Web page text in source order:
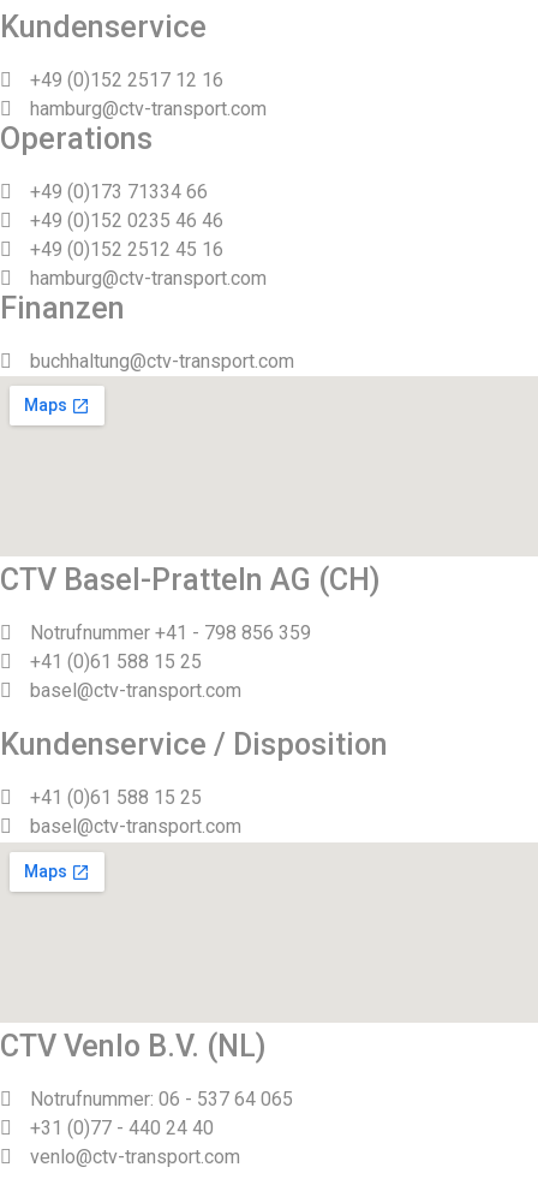
Kundenservice
+49 (0)152 2517 12 16
hamburg@ctv-transport.com
Operations
+49 (0)173 71334 66
+49 (0)152 0235 46 46
+49 (0)152 2512 45 16
hamburg@ctv-transport.com
Finanzen
buchhaltung@ctv-transport.com
CTV Basel-Pratteln AG (CH)
Notrufnummer +41 - 798 856 359
+41 (0)61 588 15 25
basel@ctv-transport.com
Kundenservice / Disposition
+41 (0)61 588 15 25
basel@ctv-transport.com
CTV Venlo B.V. (NL)
Notrufnummer: 06 - 537 64 065
+31 (0)77 - 440 24 40
venlo@ctv-transport.com